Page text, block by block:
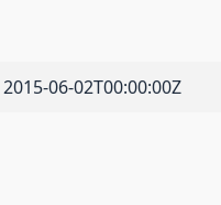
2015-06-02T00:00:00Z
som ligger